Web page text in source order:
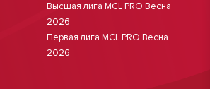
Высшая лига MCL PRO Весна
2026
Первая лига MCL PRO Весна
2026